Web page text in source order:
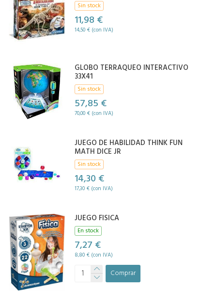
Sin stock
11,98 €
14,50 € (con IVA)
GLOBO TERRAQUEO INTERACTIVO
33X41
Sin stock
57,85 €
70,00 € (con IVA)
JUEGO DE HABILIDAD THINK FUN
MATH DICE JR
Sin stock
14,30 €
17,30 € (con IVA)
JUEGO FISICA
En stock
7,27 €
8,80 € (con IVA)
Comprar